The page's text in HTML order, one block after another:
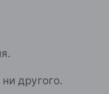
другого.